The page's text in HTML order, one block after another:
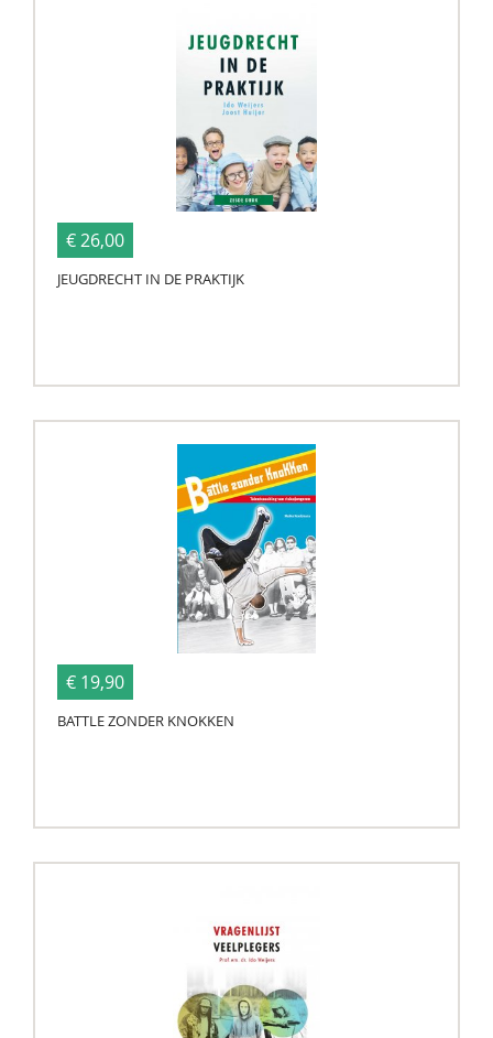
€ 26,00
JEUGDRECHT IN DE PRAKTIJK
€ 19,90
BATTLE ZONDER KNOKKEN